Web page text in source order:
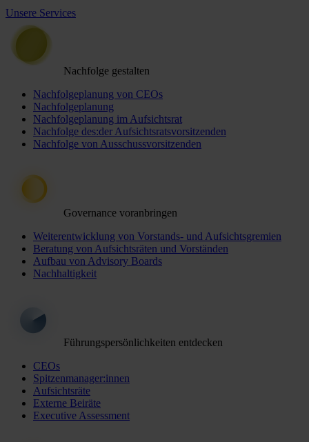
Unsere Services
Nachfolge gestalten
Nachfolgeplanung von CEOs
Nachfolgeplanung
Nachfolgeplanung im Aufsichtsrat
Nachfolge des:der Aufsichtsratsvorsitzenden
Nachfolge von Ausschussvorsitzenden
Governance voranbringen
Weiterentwicklung von Vorstands- und Aufsichtsgremien
Beratung von Aufsichtsräten und Vorständen
Aufbau von Advisory Boards
Nachhaltigkeit
Führungspersönlichkeiten entdecken
CEOs
Spitzenmanager:innen
Aufsichtsräte
Externe Beiräte
Executive Assessment